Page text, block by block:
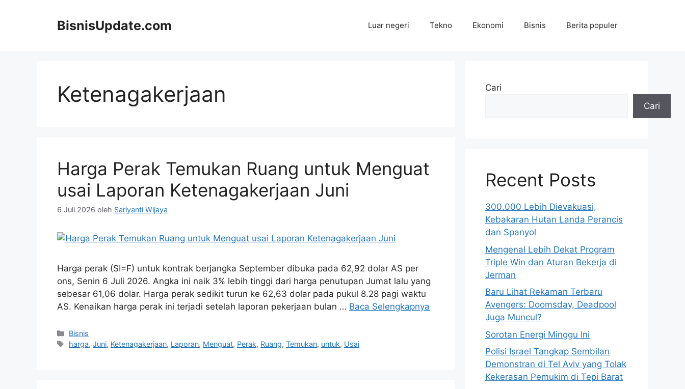
BisnisUpdate.com Luar negeri Tekno Ekonomi Bisnis Berita populer
Ketenagakerjaan
Harga Perak Temukan Ruang untuk Menguat
usai Laporan Ketenagakerjaan Juni
6 Juli 2026 oleh Sariyanti Wijaya
Harga perak (SI=F) untuk kontrak berjangka September dibuka pada 62,92 dolar AS per
ons, Senin 6 Juli 2026. Angka ini naik 3% lebih tinggi dari harga penutupan Jumat lalu yang
sebesar 61,06 dolar. Harga perak sedikit turun ke 62,63 dolar pada pukul 8.28 pagi waktu
AS. Kenaikan harga perak ini terjadi setelah laporan pekerjaan bulan … Baca Selengkapnya
Kategori
Bisnis
Tag
harga,Juni, Ketenagakerjaan, Laporan, Menguat, Perak, Ruang,Temukan, untuk, Usai
Cari
Cari
Recent Posts
300.000 Lebih Dievakuasi,
Kebakaran Hutan Landa Perancis
dan Spanyol
Mengenal Lebih Dekat Program
Triple Win dan Aturan Bekerja di
Jerman
Baru Lihat Rekaman Terbaru
Avengers: Doomsday, Deadpool
Juga Muncul?
Sorotan Energi Minggu Ini
Polisi Israel Tangkap Sembilan
Demonstran di Tel Aviv yang Tolak
Kekerasan Pemukim di Tepi Barat